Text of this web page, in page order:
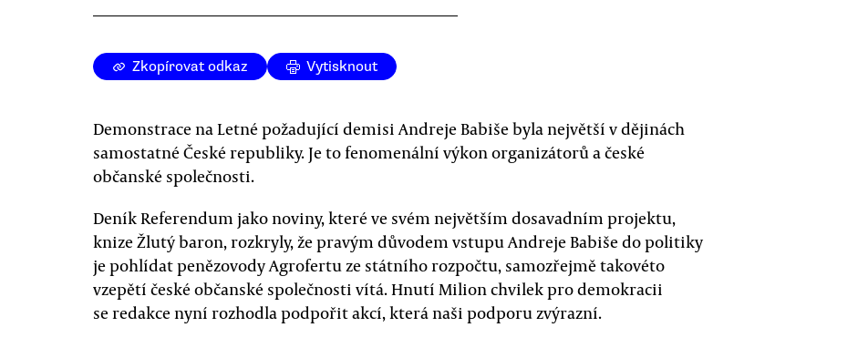
Zkopírovat odkaz Vytisknout
Demonstrace na Letné požadující demisi Andreje Babiše byla největší v dějinách
samostatné České republiky. Je to fenomenální výkon organizátorů a české
občanské společnosti.
Deník Referendum jako noviny, které ve svém největším dosavadním projektu,
knize Žlutý baron, rozkryly, že pravým důvodem vstupu Andreje Babiše do politiky
je pohlídat penězovody Agrofertu ze státního rozpočtu, samozřejmě takovéto
vzepětí české občanské společnosti vítá. Hnutí Milion chvilek pro demokracii
se redakce nyní rozhodla podpořit akcí, která naši podporu zvýrazní.